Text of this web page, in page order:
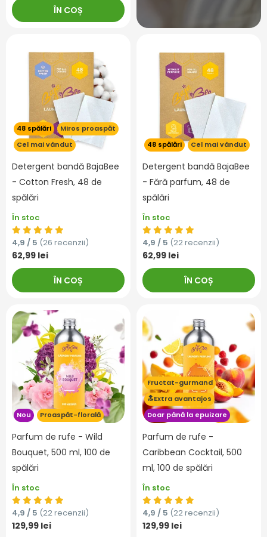
ÎN COȘ
48 spălări
Miros proaspăt
Cel mai vândut
Detergent bandă BajaBee
- Cotton Fresh, 48 de
spălări
În stoc
4,9 / 5 (26 recenzii)
62,99 lei
ÎN COȘ
48 spălări Cel mai vândut
Detergent bandă BajaBee
- Fără parfum, 48 de
spălări
În stoc
4,9 / 5 (22 recenzii)
62,99 lei
ÎN COȘ
Nou Proaspăt-florală
Parfum de rufe - Wild
Bouquet, 500 ml, 100 de
spălări
În stoc
4,9 / 5 (22 recenzii)
129,99 lei
Fructat-gurmand
🔝Extra avantajos
Doar până la epuizare
Parfum de rufe -
Caribbean Cocktail, 500
ml, 100 de spălări
În stoc
4,9 / 5 (22 recenzii)
129,99 lei